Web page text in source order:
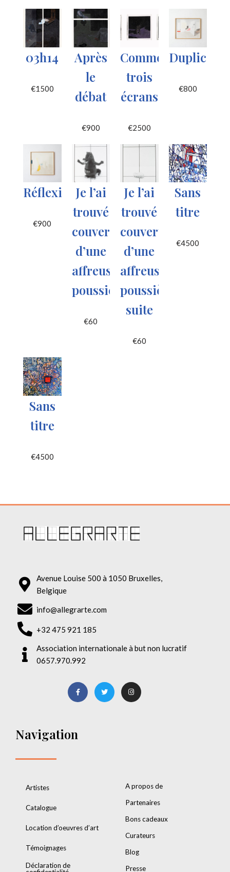
03h14
€1500
Après
le
débat
€900
Comme
trois
écrans
€2500
Duplicat
€800
Réflexions
€900
Je l’ai
trouvé
couvert
d’une
affreuse
poussière
€60
Je l’ai
trouvé
couvert
d’une
affreuse
poussière
suite
€60
Sans
titre
€4500
Sans
titre
€4500
Avenue Louise 500 à 1050 Bruxelles,
Belgique
info@allegrarte.com
+32 475 921 185
Association internationale à but non lucratif
0657.970.992
Navigation
Artistes
Catalogue
Location d’oeuvres d’art
Témoignages
Déclaration de
A propos de
Partenaires
Bons cadeaux
Curateurs
Blog
Presse